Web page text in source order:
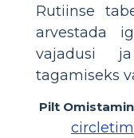
Rutiinse
arvestada
vajadusi
tagamiseks
Pilt